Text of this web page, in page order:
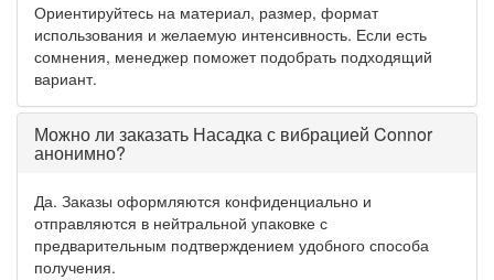
Ориентируйтесь на материал, размер, формат
использования и желаемую интенсивность. Если есть
сомнения, менеджер поможет подобрать подходящий
вариант.
Можно ли заказать Насадка с вибрацией Connor
анонимно?
Да. Заказы оформляются конфиденциально и
отправляются в нейтральной упаковке с
предварительным подтверждением удобного способа
получения.